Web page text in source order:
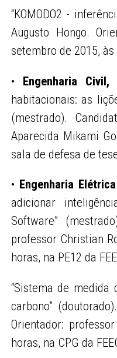
“KOMODO2 -
Augusto Hongo.
setembro de 2015,
• Engenharia
habitacionais: as
(mestrado).
Aparecida Mikami
sala de defesa de
• Engenharia
adicionar
Software”
professor Christian
horas, na PE12 da
“Sistema de
carbono”
Orientador:
horas, na CPG da